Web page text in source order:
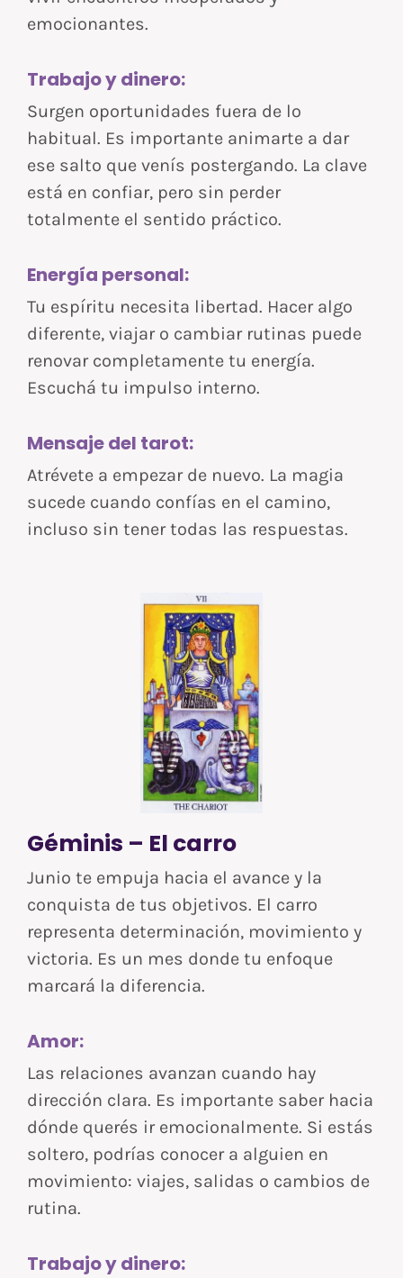
emocionantes.
Trabajo y dinero:
Surgen oportunidades fuera de lo
habitual. Es importante animarte a dar
ese salto que venís postergando. La clave
está en confiar, pero sin perder
totalmente el sentido práctico.
Energía personal:
Tu espíritu necesita libertad. Hacer algo
diferente, viajar o cambiar rutinas puede
renovar completamente tu energía.
Escuchá tu impulso interno.
Mensaje del tarot:
Atrévete a empezar de nuevo. La magia
sucede cuando confías en el camino,
incluso sin tener todas las respuestas.
Géminis – El carro
Junio te empuja hacia el avance y la
conquista de tus objetivos. El carro
representa determinación, movimiento y
victoria. Es un mes donde tu enfoque
marcará la diferencia.
Amor:
Las relaciones avanzan cuando hay
dirección clara. Es importante saber hacia
dónde querés ir emocionalmente. Si estás
soltero, podrías conocer a alguien en
movimiento: viajes, salidas o cambios de
rutina.
Trabajo y dinero: